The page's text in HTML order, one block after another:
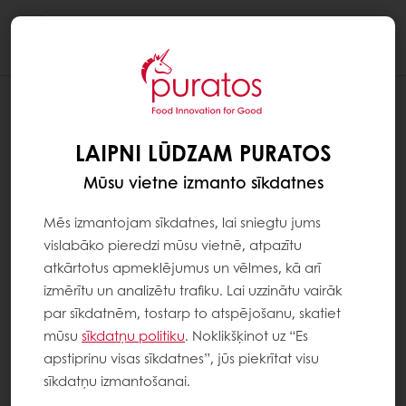
KĀ IZVEIDOT MANS PURATOS KONTU?
1. solis: Augšējā labajā stūrī noklikšķini uz Mans
Puratos un pēc tam uz “Reģistrēties” .
2. solis:
Ja jau esi Puratos klients: Ievadi savu klienta
numuru (to varat atrast rēķinā) un savu e-
pasta adresi, pēc tam iestati paroli.
Ja nekad neko neesi iegādājies no Puratos:
Ievadi sava uzņēmuma informāciju un e-
LAIPNI LŪDZAM PURATOS
Mūsu vietne izmanto sīkdatnes
Mēs izmantojam sīkdatnes, lai sniegtu jums
vislabāko pieredzi mūsu vietnē, atpazītu
atkārtotus apmeklējumus un vēlmes, kā arī
izmērītu un analizētu trafiku. Lai uzzinātu vairāk
par sīkdatnēm, tostarp to atspējošanu, skatiet
mūsu sīkdatņu politiku. Noklikšķinot uz “Es
apstiprinu visas sīkdatnes”, jūs piekrītat visu
sīkdatņu izmantošanai.